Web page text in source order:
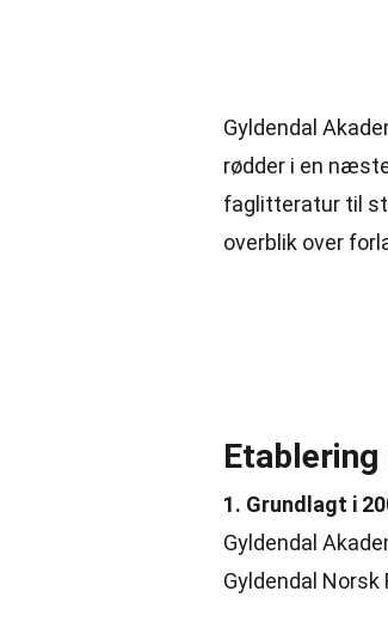
Gyldendal
rødder i en
faglitteratur til
overblik over
Etablering
1. Grundlagt i
Gyldendal
Gyldendal Norsk